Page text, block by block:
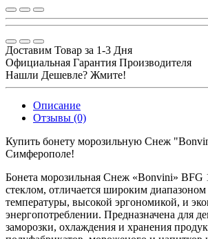
Доставим Товар за 1-3 Дня
Официальная Гарантия Производителя
Нашли Дешевле? Жмите!
Описание
Отзывы (0)
Купить бонету морозильную Снеж
Симферополе!
Бонета морозильная Снеж «Bonvini» BFG
стеклом, отличается широким диапазоном
температуры, высокой эргономикой, и
энергопотреблении. Предназначена для
заморозки, охлаждения и хранения